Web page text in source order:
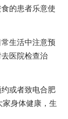
的患者乐意使
生活中注意预
医院检查治
或者致电合肥
家身体健康，生